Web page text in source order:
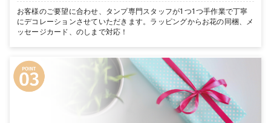
お客様のご要望に合わせ、タンプ専門スタッフが1つ1つ手作業で丁寧
にデコレーションさせていただきます。ラッピングからお花の同梱、メ
ッセージカード、のしまで対応！